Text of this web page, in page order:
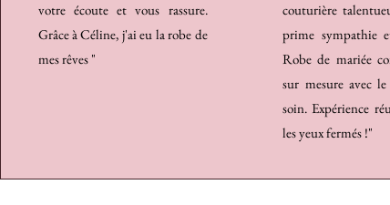
votre écoute et vous rassure.
Grâce à Céline, j'ai eu la robe de
mes rêves "
couturière
prime sympathie
Robe de mariée
sur mesure avec
soin. Expérience
les yeux fermés !"